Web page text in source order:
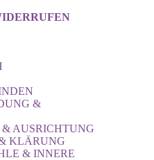
&
AUSRICHTUNG
KLÄRUNG
& INNERE